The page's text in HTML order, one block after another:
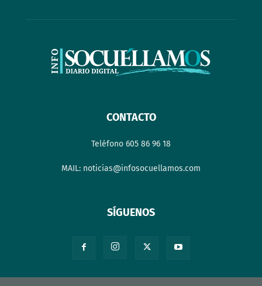
CONTACTO
Teléfono 605 86 96 18
MAIL: noticias@infosocuellamos.com
SÍGUENOS